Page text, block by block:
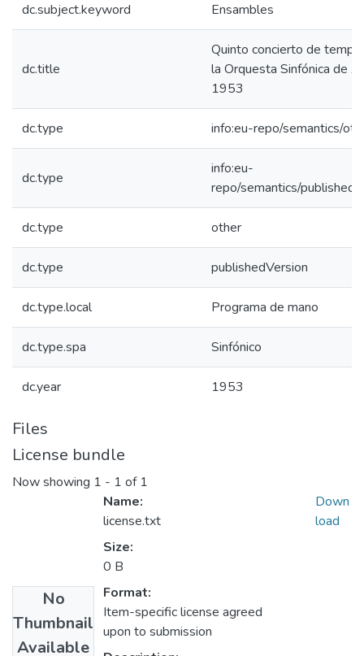
dc.subject.keyword Ensambles
dc.title
Quinto concierto de
la Orquesta Sinfónica de
1953
dc.type info:eu-repo/semantics/
dc.type
info:eu-
repo/semantics/
dc.type other
dc.type publishedVersion
dc.type.local Programa de mano
dc.type.spa Sinfónico
dc.year 1953
Files
License bundle
Now showing 1 - 1 of 1
No
Thumbnail
Available
Name:
license.txt
Size:
0 B
Format:
Item-specific license agreed
upon to submission
Down
load